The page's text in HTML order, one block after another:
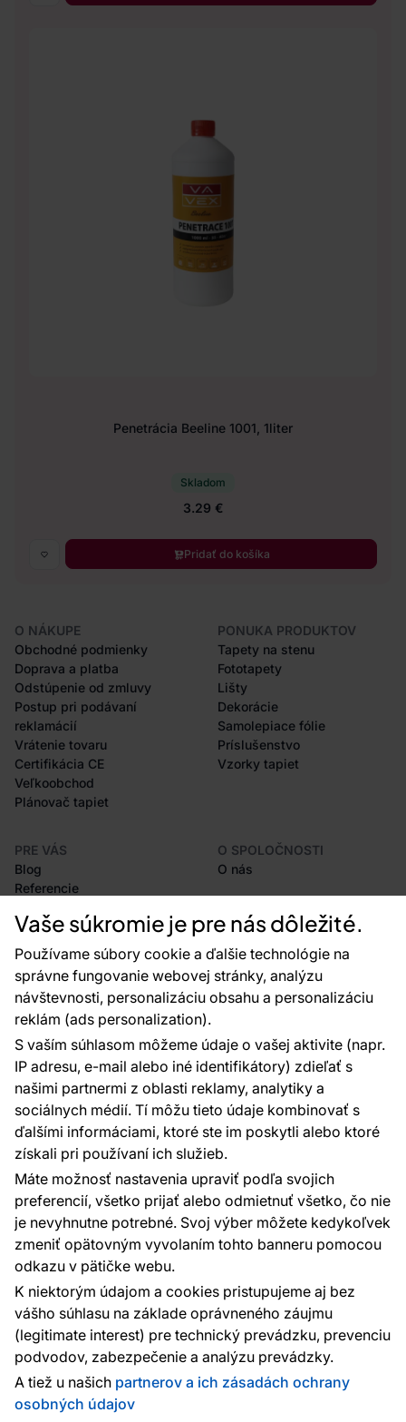
Vaše súkromie je pre nás dôležité.
Používame súbory cookie a ďalšie technológie na
správne fungovanie webovej stránky, analýzu
návštevnosti, personalizáciu obsahu a personalizáciu
reklám (ads personalization).
S vaším súhlasom môžeme údaje o vašej aktivite (napr.
IP adresu, e-mail alebo iné identifikátory) zdieľať s
našimi partnermi z oblasti reklamy, analytiky a
sociálnych médií. Tí môžu tieto údaje kombinovať s
ďalšími informáciami, ktoré ste im poskytli alebo ktoré
získali pri používaní ich služieb.
Máte možnosť nastavenia upraviť podľa svojich
preferencií, všetko prijať alebo odmietnuť všetko, čo nie
je nevyhnutne potrebné. Svoj výber môžete kedykoľvek
zmeniť opätovným vyvolaním tohto banneru pomocou
odkazu v pätičke webu.
K niektorým údajom a cookies pristupujeme aj bez
vášho súhlasu na základe oprávneného záujmu
(legitimate interest) pre technický prevádzku, prevenciu
podvodov, zabezpečenie a analýzu prevádzky.
A tiež u našich partnerov a ich zásadách ochrany
osobných údajov
Penetrácia Beeline 1001, 1liter
Skladom
3.29 €
Pridať do košíka
O NÁKUPE
Obchodné podmienky
Doprava a platba
Odstúpenie od zmluvy
Postup pri podávaní
reklamácií
Vrátenie tovaru
Certifikácia CE
Veľkoobchod
Plánovač tapiet
PONUKA PRODUKTOV
Tapety na stenu
Fototapety
Lišty
Dekorácie
Samolepiace fólie
Príslušenstvo
Vzorky tapiet
PRE VÁS
Blog
Referencie
Rady a tipy
Najčastejšie otázky
O SPOLOČNOSTI
O nás
Kontakty
Sme tu pre vás 24 hodín denne, 7 dní v
týždni
+420 777 004 021
info@vavex.cz
Vavex 1990 s.r.o., IČ: 26776251, DIČ: CZ26776251
Dělostřelecká 330, Příbram 261 01
Ďalšie kontakty
Platobné metódy:
Platby zaisťuje:
© 2010 - 2026Vavex
Ochrana osobných údajovCookies